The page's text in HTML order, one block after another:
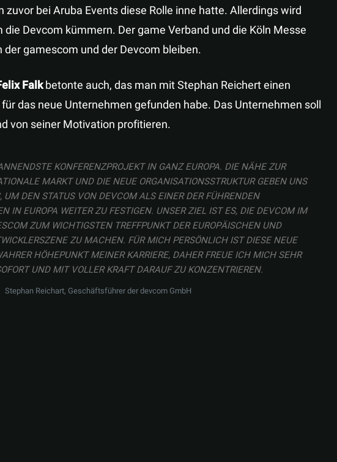
zuvor bei Aruba Events diese Rolle inne hatte. Allerdings wird
Devcom kümmern. Der game Verband und die Köln Messe
gamescom und der Devcom bleiben.
Falkbetonte auch, das man mit Stephan Reichert einen
das neue Unternehmen gefunden habe. Das Unternehmen soll
von seiner Motivation profitieren.
KONFERENZPROJEKT IN GANZ EUROPA. DIE NÄHE ZUR
MARKT UND DIE NEUE ORGANISATIONSSTRUKTUR GEBEN UNS
UM DEN STATUS VON DEVCOM ALS EINER DER FÜHRENDEN
IN EUROPA WEITER ZU FESTIGEN. UNSER ZIEL IST ES, DIE DEVCOM IM
ZUM WICHTIGSTEN TREFFPUNKT DER EUROPÄISCHEN UND
ZU MACHEN. FÜR MICH PERSÖNLICH IST DIESE NEUE
HÖHEPUNKT MEINER KARRIERE, DAHER FREUE ICH MICH SEHR
UND MIT VOLLER KRAFT DARAUF ZU KONZENTRIEREN.
Stephan Reichart, Geschäftsführer der devcom GmbH